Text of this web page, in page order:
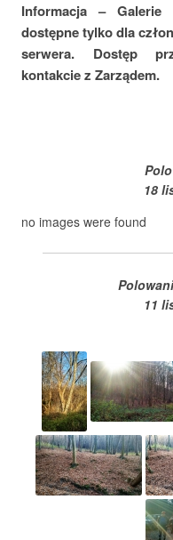
Informacja –
dostępne tylko dla
serwera. Dostęp
kontakcie z Zarządem.
18
no images were found
11